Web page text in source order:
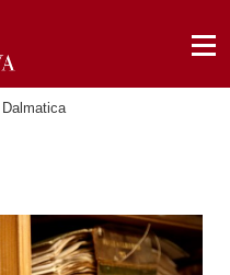
Dalmatica